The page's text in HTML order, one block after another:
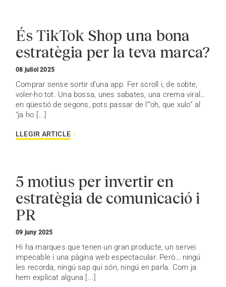
És TikTok Shop una bona
estratègia per la teva marca?
08 juliol 2025
Comprar sense sortir d’una app. Fer scroll i, de sobte,
voler-ho tot. Una bossa, unes sabates, una crema viral…
en qüestió de segons, pots passar de l’“oh, que xulo” al
“ja ho [...]
LLEGIR ARTICLE
5 motius per invertir en
estratègia de comunicació i
PR
09 juny 2025
Hi ha marques que tenen un gran producte, un servei
impecable i una pàgina web espectacular. Però… ningú
les recorda, ningú sap qui són, ningú en parla. Com ja
hem explicat alguna [...]